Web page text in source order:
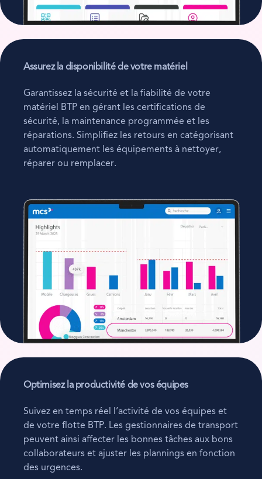
Assurez la disponibilité de votre matériel
Garantissez la sécurité et la fiabilité de votre
matériel BTP en gérant les certifications de
sécurité, la maintenance programmée et les
réparations. Simplifiez les retours en catégorisant
automatiquement les équipements à nettoyer,
réparer ou remplacer.
Optimisez la productivité de vos équipes
Suivez en temps réel l’activité de vos équipes et
de votre flotte BTP. Les gestionnaires de transport
peuvent ainsi affecter les bonnes tâches aux bons
collaborateurs et ajuster les plannings en fonction
des urgences.